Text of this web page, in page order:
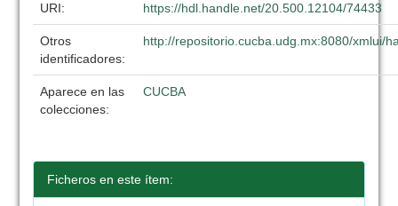
URI: https://hdl.handle.net/20.500.12104/74433
Otros
identificadores:
http://repositorio.cucba.udg.mx:8080/xmlui/
Aparece en las
colecciones:
CUCBA
Ficheros en este ítem: